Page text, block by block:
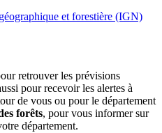
et forestière (IGN)
retrouver les prévisions
pour recevoir les alertes à
de vous ou pour le département
forêts, pour vous informer sur
département.